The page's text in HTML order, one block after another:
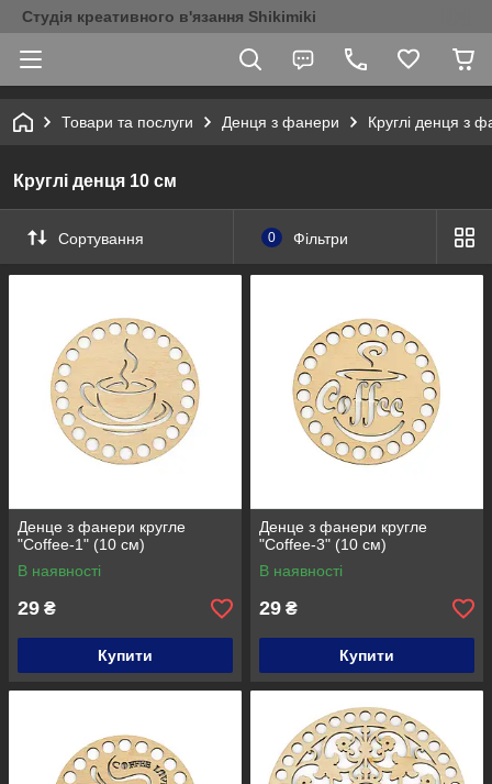
Студія креативного в'язання Shikimiki
Товари та послуги Денця з фанери Круглі денця з
Круглі денця 10 см
Сортування 0 Фільтри
Денце з фанери кругле
"Coffee-1" (10 см)
В наявності
29 ₴
Купити
Денце з фанери кругле
"Coffee-3" (10 см)
В наявності
29 ₴
Купити